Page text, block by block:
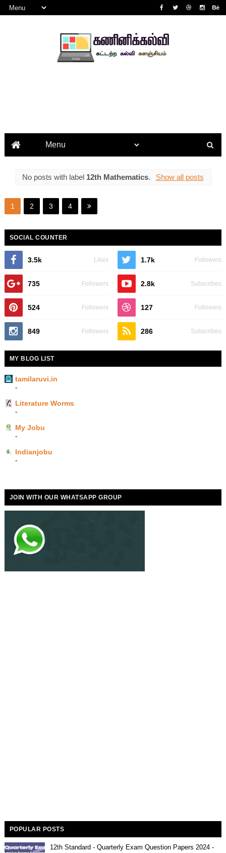
No posts with label 12th Mathematics. Show all posts
1 2 3 4
SOCIAL COUNTER
3.5k Likes 1.7k Followers
735 Followers 2.8k Subscribes
524 Followers 127 Followers
849 Followers 286 Subscribes
MY BLOG LIST
tamilaruvi.in
-
Literature Worms
-
My Jobu
-
Indianjobu
-
JOIN WITH OUR WHATSAPP GROUP
POPULAR POSTS
12th Standard - Quarterly Exam Question Papers 2024 -